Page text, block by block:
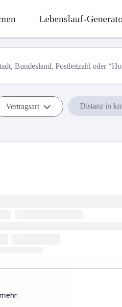
Lebenslauf-
Vertragsart Distanz in